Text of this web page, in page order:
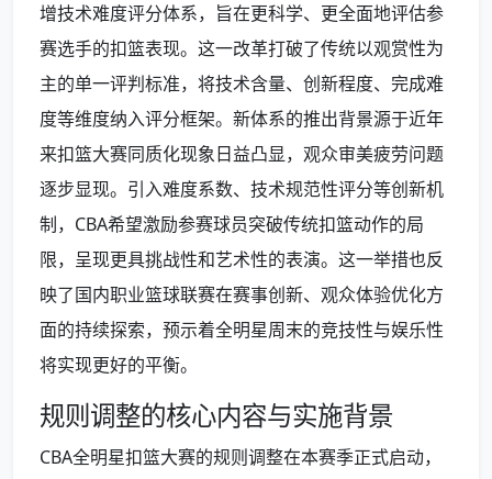
增技术难度评分体系，旨在更科学、更全面地评估参
赛选手的扣篮表现。这一改革打破了传统以观赏性为
主的单一评判标准，将技术含量、创新程度、完成难
度等维度纳入评分框架。新体系的推出背景源于近年
来扣篮大赛同质化现象日益凸显，观众审美疲劳问题
逐步显现。引入难度系数、技术规范性评分等创新机
制，CBA希望激励参赛球员突破传统扣篮动作的局
限，呈现更具挑战性和艺术性的表演。这一举措也反
映了国内职业篮球联赛在赛事创新、观众体验优化方
面的持续探索，预示着全明星周末的竞技性与娱乐性
将实现更好的平衡。
规则调整的核心内容与实施背景
CBA全明星扣篮大赛的规则调整在本赛季正式启动，